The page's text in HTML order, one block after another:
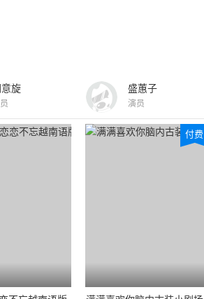
旋 盛蕙子
演员
付费